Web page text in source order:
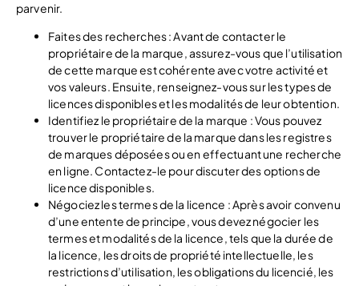
parvenir.
Faites des recherches : Avant de contacter le
propriétaire de la marque, assurez-vous que l’utilisation
de cette marque est cohérente avec votre activité et
vos valeurs. Ensuite, renseignez-vous sur les types de
licences disponibles et les modalités de leur obtention.
Identifiez le propriétaire de la marque : Vous pouvez
trouver le propriétaire de la marque dans les registres
de marques déposées ou en effectuant une recherche
en ligne. Contactez-le pour discuter des options de
licence disponibles.
Négociez les termes de la licence : Après avoir convenu
d’une entente de principe, vous devez négocier les
termes et modalités de la licence, tels que la durée de
la licence, les droits de propriété intellectuelle, les
restrictions d’utilisation, les obligations du licencié, les